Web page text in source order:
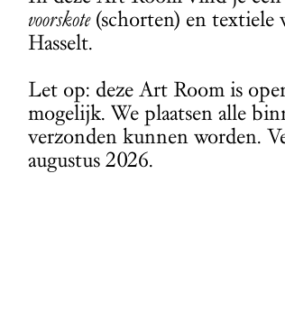
voorskote(schorten) en textiele
Hasselt.
Let op: deze Art Room is
mogelijk. We plaatsen alle
verzonden kunnen worden.
augustus 2026.